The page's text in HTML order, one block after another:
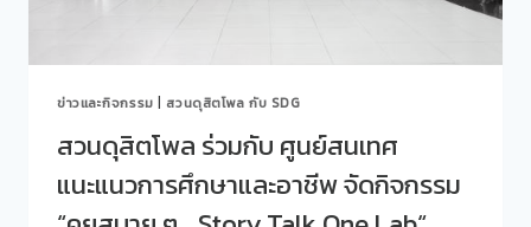
ๆ…
STORY
TALK
ONE
LAB“
ข่าวและกิจกรรม สวนดุสิตโพล กับ SDG
สวนดุสิตโพล ร่วมกับ ศูนย์สนเทศ
แนะแนวการศึกษาและอาชีพ จัดกิจกรรม